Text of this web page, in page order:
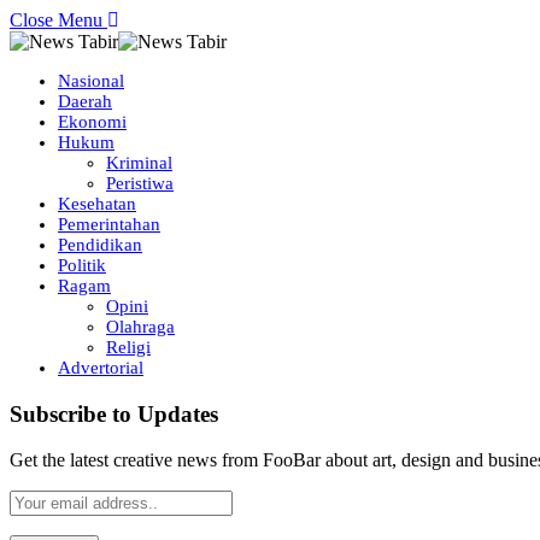
Close Menu
Nasional
Daerah
Ekonomi
Hukum
Kriminal
Peristiwa
Kesehatan
Pemerintahan
Pendidikan
Politik
Ragam
Opini
Olahraga
Religi
Advertorial
Subscribe to Updates
Get the latest creative news from FooBar about art, design and